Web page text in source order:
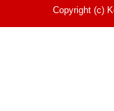
Copyright (c)